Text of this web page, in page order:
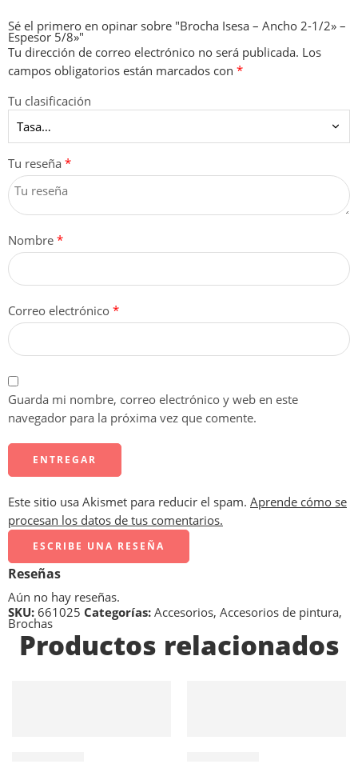
Sé el primero en opinar sobre "Brocha Isesa – Ancho 2-1/2» –
Espesor 5/8»"
Tu dirección de correo electrónico no será publicada. Los
campos obligatorios están marcados con *
Tu clasificación
Tu reseña *
Nombre *
Correo electrónico *
Guarda mi nombre, correo electrónico y web en este
navegador para la próxima vez que comente.
Este sitio usa Akismet para reducir el spam. Aprende cómo se
procesan los datos de tus comentarios.
ESCRIBE UNA RESEÑA
Reseñas
Aún no hay reseñas.
SKU: 661025 Categorías: Accesorios, Accesorios de pintura,
Brochas
Productos relacionados